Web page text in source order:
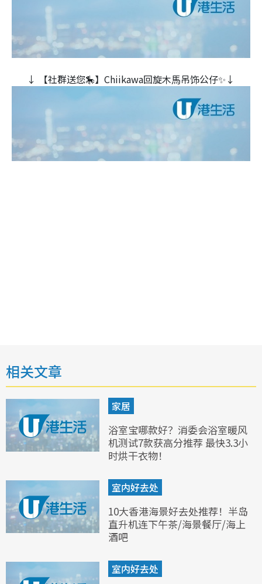
↓ 【社群送您🎠】Chiikawa回旋木⾺吊饰公仔✨↓
相关文章
家居
浴室宝哪款好？消委会浴室暖风
机测试7款获高分推荐 最快3.3小
时烘干衣物！
室内好去处
10大香港海景好去处推荐！半岛
直升机连下午茶/海景餐厅/海上
酒吧
室内好去处